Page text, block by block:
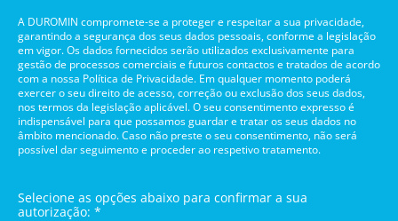
A DUROMIN compromete-se a proteger e respeitar a sua privacidade,
garantindo a segurança dos seus dados pessoais, conforme a legislação
em vigor. Os dados fornecidos serão utilizados exclusivamente para
gestão de processos comerciais e futuros contactos e tratados de acordo
com a nossa Política de Privacidade. Em qualquer momento poderá
exercer o seu direito de acesso, correção ou exclusão dos seus dados,
nos termos da legislação aplicável. O seu consentimento expresso é
indispensável para que possamos guardar e tratar os seus dados no
âmbito mencionado. Caso não preste o seu consentimento, não será
possível dar seguimento e proceder ao respetivo tratamento.
Selecione as opções abaixo para confirmar a sua
autorização: *